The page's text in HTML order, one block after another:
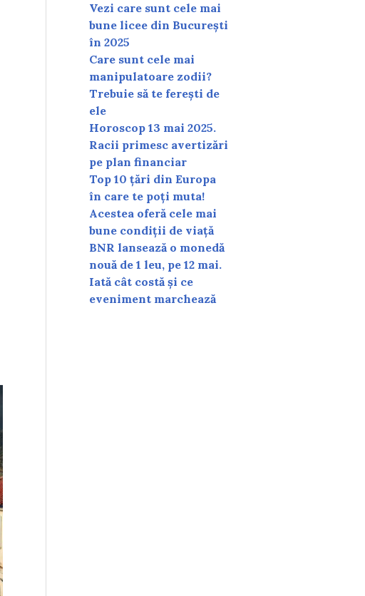
Vezi care sunt cele mai
bune licee din București
în 2025
Care sunt cele mai
manipulatoare zodii?
Trebuie să te ferești de
ele
Horoscop 13 mai 2025.
Racii primesc avertizări
pe plan financiar
Top 10 țări din Europa
în care te poți muta!
Acestea oferă cele mai
bune condiții de viață
BNR lansează o monedă
nouă de 1 leu, pe 12 mai.
Iată cât costă și ce
eveniment marchează